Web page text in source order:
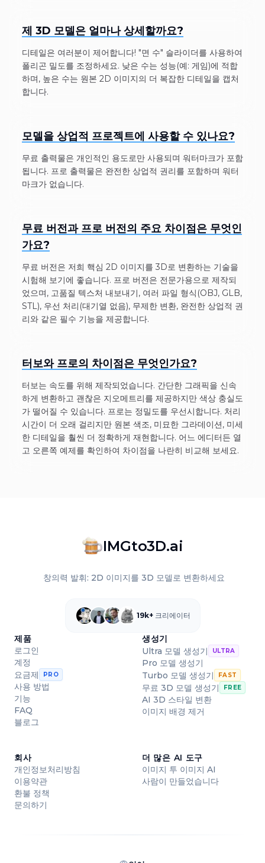
제 3D 모델은 얼마나 상세할까요?
디테일은 여러분이 제어합니다! "면 수" 슬라이더를 사용하여
폴리곤 밀도를 조정하세요. 낮은 수는 성능(예: 게임)에 적합
하며, 높은 수는 원본 2D 이미지의 더 복잡한 디테일을 캡처
합니다.
모델을 상업적 프로젝트에 사용할 수 있나요?
무료 출력물은 개인적인 용도로만 사용되며 워터마크가 포함
됩니다. 프로 출력물은 완전한 상업적 권리를 포함하며 워터
마크가 없습니다.
무료 버전과 프로 버전의 주요 차이점은 무엇인
가요?
무료 버전은 저희 핵심 2D 이미지를 3D로 변환하는 기술을
시험해 보기에 좋습니다. 프로 버전은 전문가용으로 제작되
었으며, 고품질 텍스처 내보내기, 여러 파일 형식(OBJ, GLB,
STL), 우선 처리(대기열 없음), 무제한 변환, 완전한 상업적 권
리와 같은 필수 기능을 제공합니다.
터보와 프로의 차이점은 무엇인가요?
터보는 속도를 위해 제작되었습니다. 간단한 그래픽을 신속
하게 변환하고 괜찮은 지오메트리를 제공하지만 색상 충실도
가 떨어질 수 있습니다. 프로는 정밀도를 우선시합니다. 처리
시간이 더 오래 걸리지만 원본 색조, 미묘한 그라데이션, 미세
한 디테일을 훨씬 더 정확하게 재현합니다. 어느 에디터든 열
고 오른쪽 예제를 확인하여 차이점을 나란히 비교해 보세요.
IMGto3D.ai
창의력 발휘: 2D 이미지를 3D 모델로 변환하세요
19k+ 크리에이터
제품
로그인
계정
요금제
PRO
사용 방법
기능
FAQ
블로그
생성기
Ultra 모델 생성기
ULTRA
Pro 모델 생성기
Turbo 모델 생성기
FAST
무료 3D 모델 생성기 FREE
AI 3D 스타일 변환
이미지 배경 제거
회사
개인정보처리방침
이용약관
환불 정책
문의하기
더 많은 AI 도구
이미지 투 이미지 AI
사람이 만들었습니다